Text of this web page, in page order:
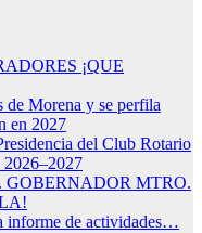
¡QUE
de Morena y se perfila
en 2027
del Club Rotario
2026–2027
GOBERNADOR MTRO.
informe de actividades…